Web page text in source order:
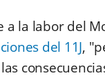
a la labor del
del 11J,